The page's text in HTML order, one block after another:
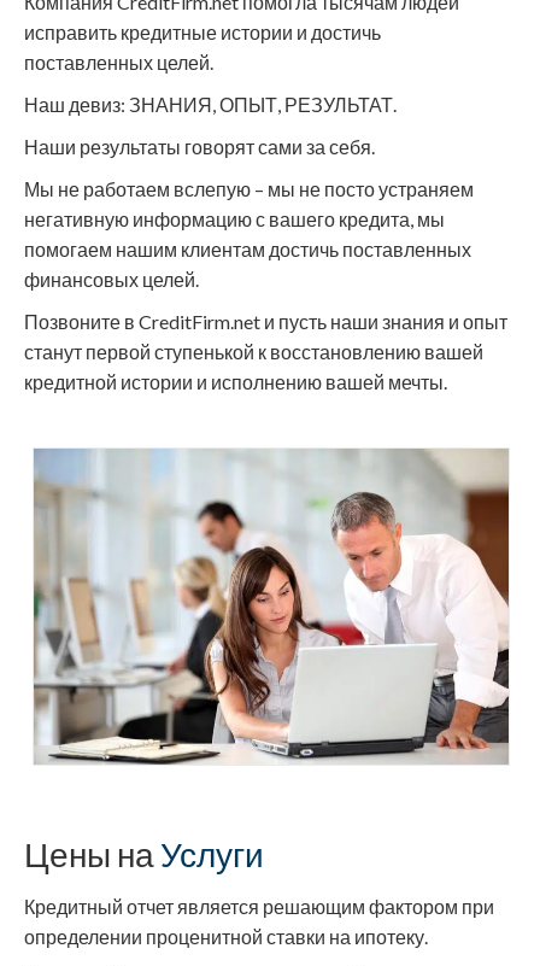
исправить кредитные истории и достичь
поставленных целей.
Наш девиз: ЗНАНИЯ, ОПЫТ, РЕЗУЛЬТАТ.
Наши результаты говорят сами за себя.
Мы не работаем вслепую – мы не посто устраняем
негативную информацию с вашего кредита, мы
помогаем нашим клиентам достичь поставленных
финансовых целей.
Позвоните в CreditFirm.net и пусть наши знания и опыт
станут первой ступенькой к восстановлению вашей
кредитной истории и исполнению вашей мечты.
Цены наУслуги
Кредитный отчет является решающим фактором при
определении проценитной ставки на ипотеку.